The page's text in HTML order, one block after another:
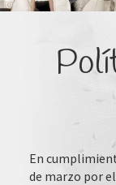
En
de marzo por